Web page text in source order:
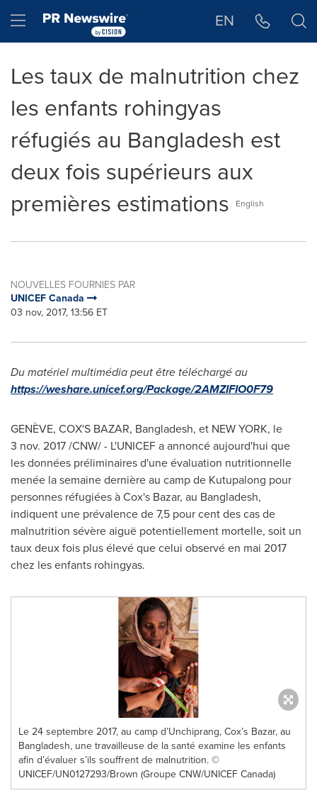
Hamburger menu EN
Les taux de malnutrition chez
les enfants rohingyas
réfugiés au Bangladesh est
deux fois supérieurs aux
premières estimations
English
NOUVELLES FOURNIES PAR
UNICEF Canada
03 nov, 2017, 13:56 ET
Du matériel multimédia peut être téléchargé au
https://weshare.unicef.org/Package/2AMZIFIO0F79
GENÈVE, COX'S BAZAR, Bangladesh, et NEW YORK, le
3 nov. 2017 /CNW/ - L'UNICEF a annoncé aujourd'hui que
les données préliminaires d'une évaluation nutritionnelle
menée la semaine dernière au camp de Kutupalong pour
personnes réfugiées à Cox's Bazar, au Bangladesh,
indiquent une prévalence de 7,5 pour cent des cas de
malnutrition sévère aiguë potentiellement mortelle, soit un
taux deux fois plus élevé que celui observé en mai 2017
chez les enfants rohingyas.
Le 24 septembre 2017, au camp d’Unchiprang, Cox’s Bazar, au
Bangladesh, une travailleuse de la santé examine les enfants
afin d’évaluer s’ils souffrent de malnutrition. ©
UNICEF/UN0127293/Brown (Groupe CNW/UNICEF Canada)